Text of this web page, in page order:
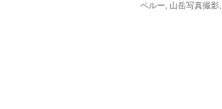
ペルー, 山岳写真撮影,